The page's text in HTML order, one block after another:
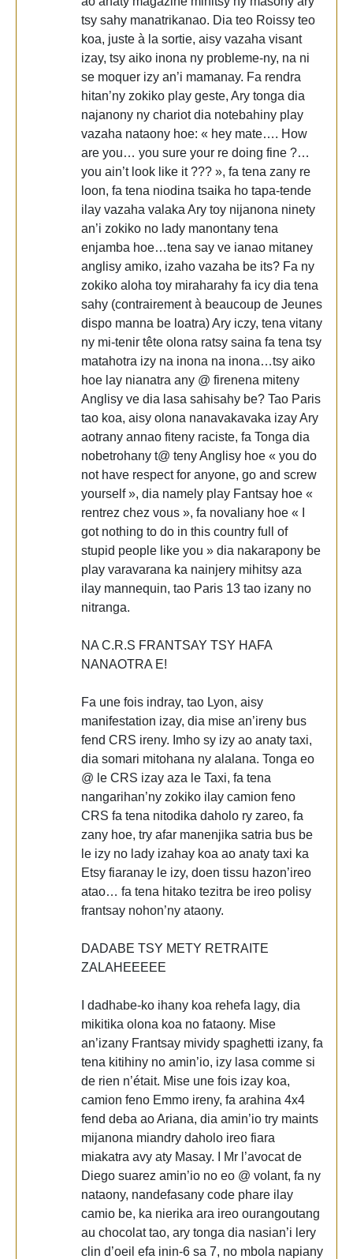
tsy sahy manatrikanao. Dia teo Roissy teo
koa, juste à la sortie, aisy vazaha visant
izay, tsy aiko inona ny probleme-ny, na ni
se moquer izy an’i mamanay. Fa rendra
hitan’ny zokiko play geste, Ary tonga dia
najanony ny chariot dia notebahiny play
vazaha nataony hoe: « hey mate…. How
are you… you sure your re doing fine ?…
you ain’t look like it ??? », fa tena zany re
loon, fa tena niodina tsaika ho tapa-tende
ilay vazaha valaka Ary toy nijanona ninety
an’i zokiko no lady manontany tena
enjamba hoe…tena say ve ianao mitaney
anglisy amiko, izaho vazaha be its? Fa ny
zokiko aloha toy miraharahy fa icy dia tena
sahy (contrairement à beaucoup de Jeunes
dispo manna be loatra) Ary iczy, tena vitany
ny mi-tenir tête olona ratsy saina fa tena tsy
matahotra izy na inona na inona…tsy aiko
hoe lay nianatra any @ firenena miteny
Anglisy ve dia lasa sahisahy be? Tao Paris
tao koa, aisy olona nanavakavaka izay Ary
aotrany annao fiteny raciste, fa Tonga dia
nobetrohany t@ teny Anglisy hoe « you do
not have respect for anyone, go and screw
yourself », dia namely play Fantsay hoe «
rentrez chez vous », fa novaliany hoe « I
got nothing to do in this country full of
stupid people like you » dia nakarapony be
play varavarana ka nainjery mihitsy aza
ilay mannequin, tao Paris 13 tao izany no
nitranga.
NA C.R.S FRANTSAY TSY HAFA
NANAOTRA E!
Fa une fois indray, tao Lyon, aisy
manifestation izay, dia mise an’ireny bus
fend CRS ireny. Imho sy izy ao anaty taxi,
dia somari mitohana ny alalana. Tonga eo
@ le CRS izay aza le Taxi, fa tena
nangarihan’ny zokiko ilay camion feno
CRS fa tena nitodika daholo ry zareo, fa
zany hoe, try afar manenjika satria bus be
le izy no lady izahay koa ao anaty taxi ka
Etsy fiaranay le izy, doen tissu hazon’ireo
atao… fa tena hitako tezitra be ireo polisy
frantsay nohon’ny ataony.
DADABE TSY METY RETRAITE
ZALAHEEEEE
I dadhabe-ko ihany koa rehefa lagy, dia
mikitika olona koa no fataony. Mise
an’izany Frantsay mividy spaghetti izany, fa
tena kitihiny no amin’io, izy lasa comme si
de rien n’était. Mise une fois izay koa,
camion feno Emmo ireny, fa arahina 4x4
fend deba ao Ariana, dia amin’io try maints
mijanona miandry daholo ireo fiara
miakatra avy aty Masay. I Mr l’avocat de
Diego suarez amin’io no eo @ volant, fa ny
nataony, nandefasany code phare ilay
camio be, ka nierika ara ireo ourangoutang
au chocolat tao, ary tonga dia nasian’i lery
clin d’oeil efa inin-6 sa 7, no mbola napiany